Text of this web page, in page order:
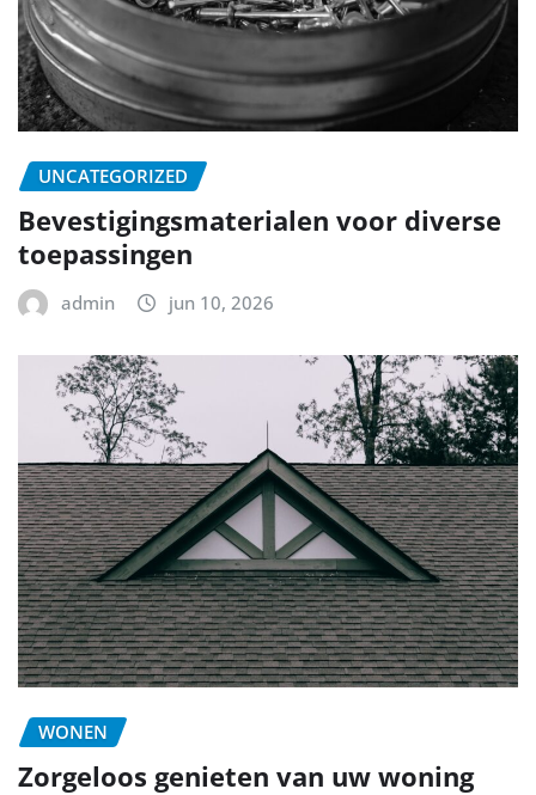
UNCATEGORIZED
Bevestigingsmaterialen voor diverse
toepassingen
admin jun 10, 2026
WONEN
Zorgeloos genieten van uw woning